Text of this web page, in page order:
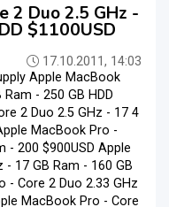
2 Duo 2.5 GHz -
$1100USD
17.10.2011, 14:03
Apple MacBook
- 250 GB HDD
2 Duo 2.5 GHz - 17 4
MacBook Pro -
- 200 $900USD Apple
17 GB Ram - 160 GB
- Core 2 Duo 2.33 GHz
MacBook Pro - Core